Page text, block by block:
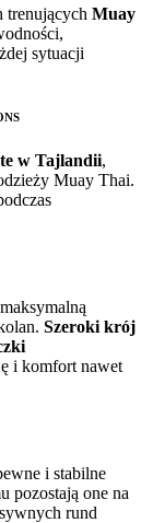
trenujących Muay
sytuacji
w Tajlandii,
Muay Thai.
Szeroki krój
i komfort nawet
i stabilne
pozostają one na
rund